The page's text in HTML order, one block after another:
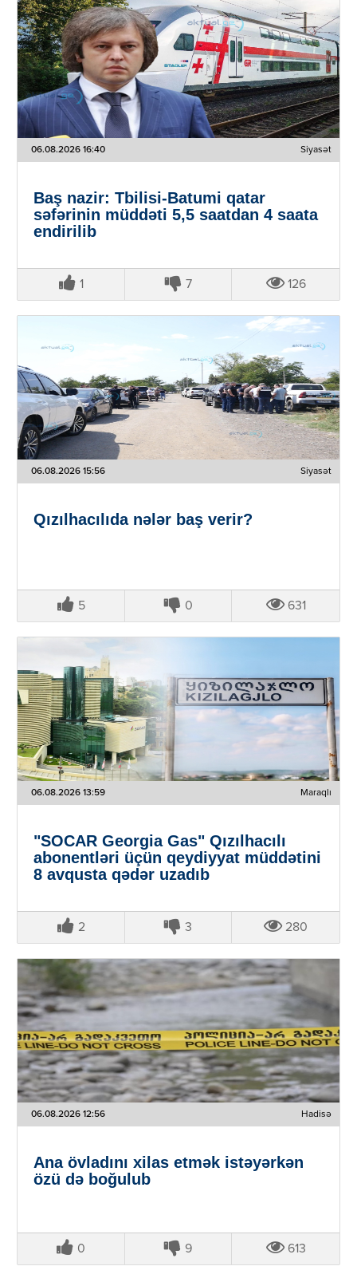
06.08.2026 16:40 Siyasət
Baş nazir: Tbilisi-Batumi qatar
səfərinin müddəti 5,5 saatdan 4 saata
endirilib
1 7 126
06.08.2026 15:56 Siyasət
Qızılhacılıda nələr baş verir?
5 0 631
06.08.2026 13:59 Maraqlı
"SOCAR Georgia Gas" Qızılhacılı
abonentləri üçün qeydiyyat müddətini
8 avqusta qədər uzadıb
2 3 280
06.08.2026 12:56 Hadisə
Ana övladını xilas etmək istəyərkən
özü də boğulub
0 9 613